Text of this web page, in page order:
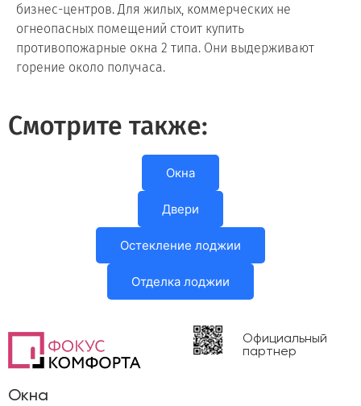
бизнес-центров. Для жилых, коммерческих не
огнеопасных помещений стоит купить
противопожарные окна 2 типа. Они выдерживают
горение около получаса.
Смотрите также:
Окна
Двери
Остекление лоджии
Отделка лоджии
Официальный
партнер
Окна